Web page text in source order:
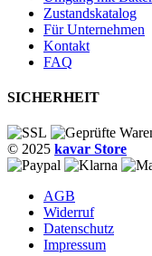
Zustandskatalog
Für Unternehmen
Kontakt
FAQ
SICHERHEIT
© 2025 kavar Store
AGB
Widerruf
Datenschutz
Impressum